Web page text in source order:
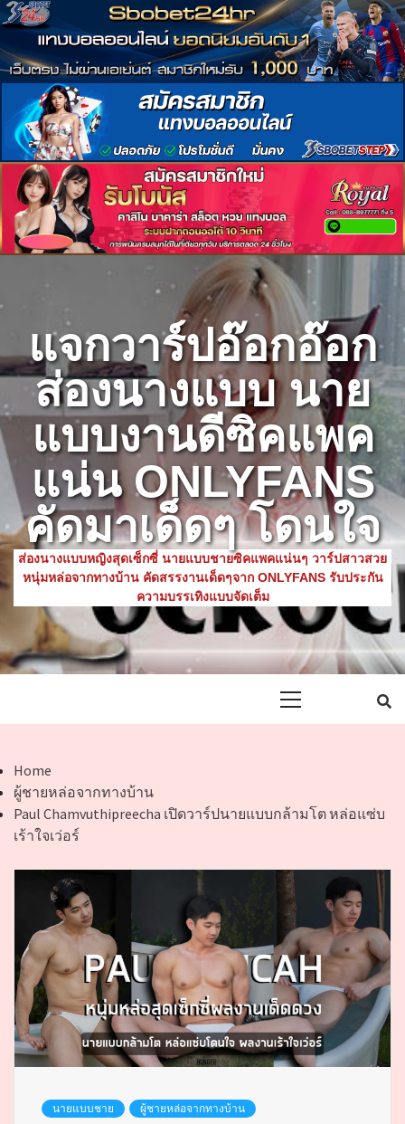
content
แจกวาร์ปอ๊อกอ๊อก
ส่องนางแบบ นาย
แบบงานดีซิคแพค
แน่น ONLYFANS
คัดมาเด็ดๆ โดนใจ
ส่องนางแบบหญิงสุดเซ็กซี่ นายแบบชายซิคแพคแน่นๆ วาร์ปสาวสวย
หนุ่มหล่อจากทางบ้าน คัดสรรงานเด็ดๆจาก ONLYFANS รับประกัน
ความบรรเทิงแบบจัดเต็ม
Home
ผู้ชายหล่อจากทางบ้าน
Paul Chamvuthipreecha เปิดวาร์ปนายแบบกล้ามโต หล่อแซ่บ
เร้าใจเว่อร์
นายแบบชาย ผู้ชายหล่อจากทางบ้าน